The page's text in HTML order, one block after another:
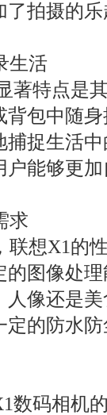
拍摄的
生活
著特点是
包中随
捉生活
能够更
求
联想X1的
图像处
像还是
的防水
数码相机